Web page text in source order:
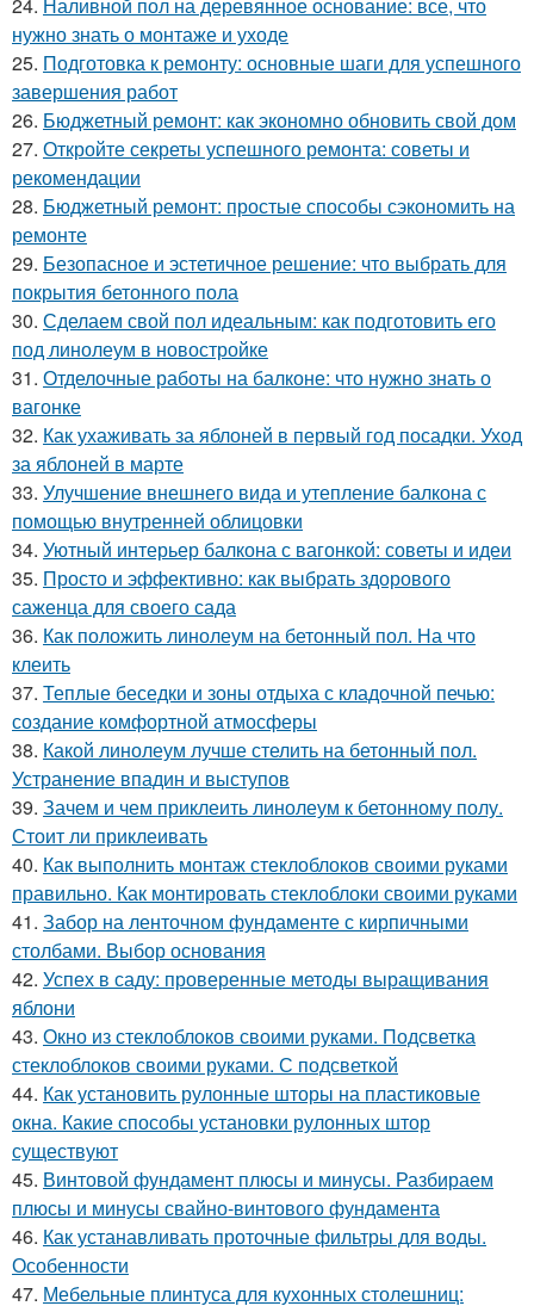
нужно знать о монтаже и уходе
25. Подготовка к ремонту: основные шаги для успешного
завершения работ
26. Бюджетный ремонт: как экономно обновить свой дом
27. Откройте секреты успешного ремонта: советы и
рекомендации
28. Бюджетный ремонт: простые способы сэкономить на
ремонте
29. Безопасное и эстетичное решение: что выбрать для
покрытия бетонного пола
30. Сделаем свой пол идеальным: как подготовить его
под линолеум в новостройке
31. Отделочные работы на балконе: что нужно знать о
вагонке
32. Как ухаживать за яблоней в первый год посадки. Уход
за яблоней в марте
33. Улучшение внешнего вида и утепление балкона с
помощью внутренней облицовки
34. Уютный интерьер балкона с вагонкой: советы и идеи
35. Просто и эффективно: как выбрать здорового
саженца для своего сада
36. Как положить линолеум на бетонный пол. На что
клеить
37. Теплые беседки и зоны отдыха с кладочной печью:
создание комфортной атмосферы
38. Какой линолеум лучше стелить на бетонный пол.
Устранение впадин и выступов
39. Зачем и чем приклеить линолеум к бетонному полу.
Стоит ли приклеивать
40. Как выполнить монтаж стеклоблоков своими руками
правильно. Как монтировать стеклоблоки своими руками
41. Забор на ленточном фундаменте с кирпичными
столбами. Выбор основания
42. Успех в саду: проверенные методы выращивания
яблони
43. Окно из стеклоблоков своими руками. Подсветка
стеклоблоков своими руками. С подсветкой
44. Как установить рулонные шторы на пластиковые
окна. Какие способы установки рулонных штор
существуют
45. Винтовой фундамент плюсы и минусы. Разбираем
плюсы и минусы свайно-винтового фундамента
46. Как устанавливать проточные фильтры для воды.
Особенности
47. Мебельные плинтуса для кухонных столешниц: